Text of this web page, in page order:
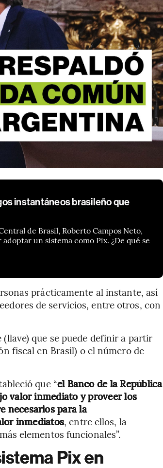
instantáneos brasileño que
de Brasil, Roberto Campos Neto,
un sistema como Pix. ¿De qué se
prácticamente al instante, así
de servicios, entre otros, con
que se puede definir a partir
fiscal en Brasil) o el número de
que “el Banco de la República
valor inmediato y proveer los
necesarios para la
inmediatos, entre ellos, la
elementos funcionales”.
Pix en